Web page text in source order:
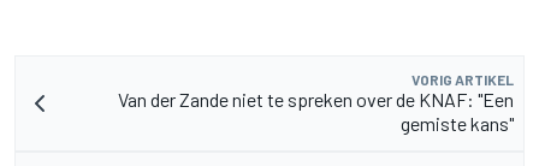
VORIG ARTIKEL
Van der Zande niet te spreken over de KNAF: "Een
gemiste kans"